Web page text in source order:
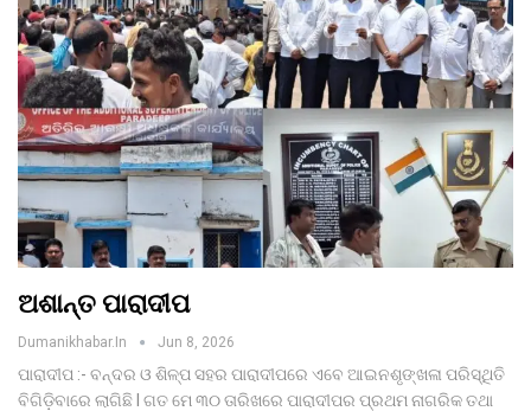
ଅଶାନ୍ତ ପାରାଦୀପ
Dumanikhabar.in Jun 8, 2026
ପାରାଦୀପ :- ବନ୍ଦର ଓ ଶିଳ୍ପ ସହର ପାରାଦୀପରେ ଏବେ ଆଇନଶୃଙ୍ଖଳା ପରିସ୍ଥିତି
ବିଗିଡ଼ିବାରେ ଲାଗିଛି l ଗତ ମେ ୩୦ ତାରିଖରେ ପାରାଦୀପର ପ୍ରଥମ ନାଗରିକ ତଥା